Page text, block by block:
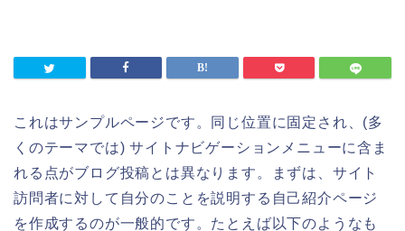
これはサンプルページです。同じ位置に固定され、(多
くのテーマでは) サイトナビゲーションメニューに含ま
れる点がブログ投稿とは異なります。まずは、サイト
訪問者に対して自分のことを説明する自己紹介ページ
を作成するのが一般的です。たとえば以下のようなも